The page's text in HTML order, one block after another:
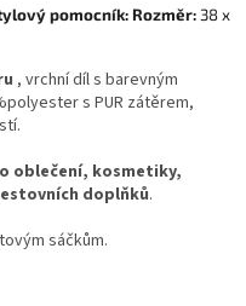
pomocník: Rozměr:38 x
, vrchní díl s barevným
s PUR zátěrem,
oblečení, kosmetiky,
doplňků.
sáčkům.